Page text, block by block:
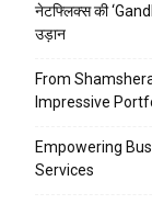
नेटफ्लिक्स की
उड़ान
From
Impressive
Empowering
Services